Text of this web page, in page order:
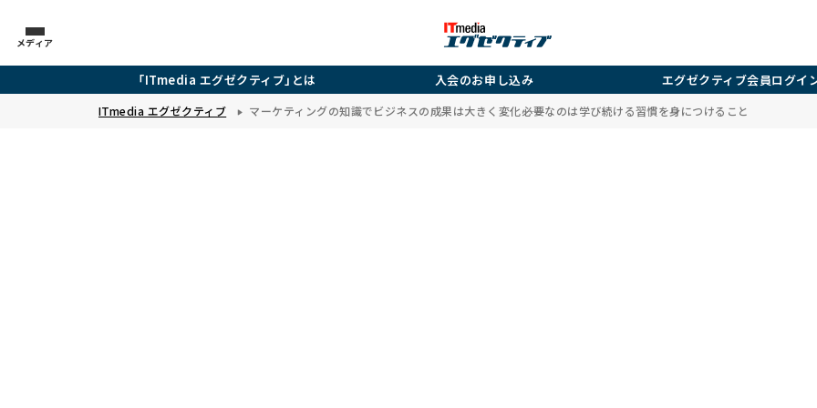
メディア
「ITmedia エグゼクティブ」とは 入会のお申し込み エグゼクティブ会員ログイ
ITmedia エグゼクティブ マーケティングの知識でビジネスの成果は大きく変化――必要なのは学び続ける習慣を身につけること